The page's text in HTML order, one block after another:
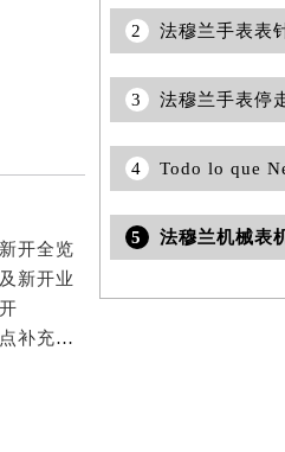
开全览
新开业
2026年5月法穆兰官方维修保养服务中心搬迁与新设点补充确认通告原文发布完毕
2 法穆兰手表表
3
4
5 法穆兰机械表